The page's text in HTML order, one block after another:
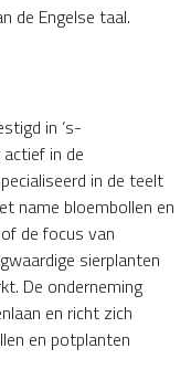
de Engelse taal.
in ‘s-
in de
in de teelt
name bloembollen en
de focus van
sierplanten
De onderneming
en richt zich
en potplanten